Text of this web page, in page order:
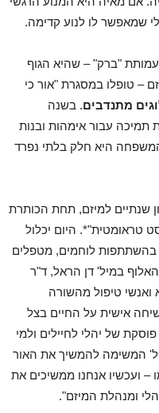
שמאפשר לו לנוע קדימה.
"ברק" – שהיא הגוף
– טופלו במסגרת "אור כי
. בשנה
תמיכה עבור אימהות ובנות
היא חלק בלתי נפרד
שנתיים למיזם, תחת הכותרת
טראומטית"*. היום יכלול
בהשתתפות לוחמים, מטפלים
במיל' דן הראל, ד"ר
ואנשי טיפול מהשורה
אישית על החיים בצל
של יהלי לחיילים ולמי
המשימה להמשיך את האור
– ועכשיו אנחנו ממשיכים את
ומנהלת המיזם".